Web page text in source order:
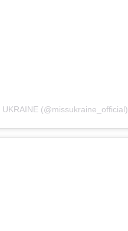
(@missukraine_official)